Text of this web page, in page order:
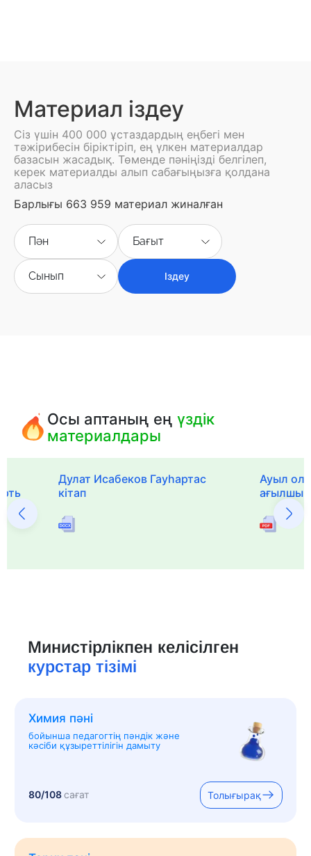
Материал іздеу
Сіз үшін 400 000 ұстаздардың еңбегі мен
тәжірибесін біріктіріп, ең үлкен материалдар
базасын жасадық. Төменде пәніңізді белгілеп,
керек материалды алып сабағыңызға қолдана
аласыз
Барлығы 663 959 материал жиналған
Пән Бағыт
Сынып Іздеу
Осы аптаның еңүздік
материалдары
Дулат Исабеков Гауһартас
кітап
Ауыл
ағылшын
Министірлікпен келісілген
курстар тізімі
Химия пәні
бойынша педагогтің пәндік және
кәсіби құзыреттілігін дамыту
80/108сағат Толығырақ